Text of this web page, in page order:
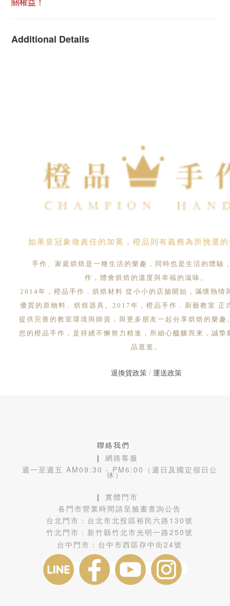
Additional Details
如果皇冠象徵責任的加冕，橙品則有義務為所挑選
手作、家庭烘焙是一種生活的樂趣，同時也是生活的體驗
作，體會烘焙的溫度與幸福的滋味。
2014年，橙品手作．烘焙材料 從小小的店舖開始，滿懷熱情
優質的原物料、烘焙器具。2017年，橙品手作．廚藝教室 正
提供完善的教室環境與師資，與更多朋友一起分享烘焙的樂趣
您的橙品手作，是持續不懈努力精進，所細心醞釀而來，誠摯
品逛逛。
退換貨政策/ 運送政策
聯絡我們
❙ 網路客服
週一至週五 AM09:30 - PM6:00（週日及國定假日公
休）
❙ 實體門市
各門市營業時間請至臉書查詢公告
台北門市： 台北市北投區裕民六路130號
竹北門市： 新竹縣竹北市光明一路250號
台中門市： 台中市西區存中街24號